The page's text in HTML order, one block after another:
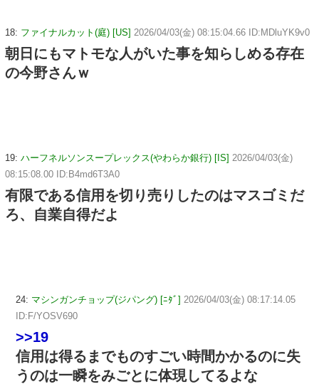
18: ファイナルカット(庭) [US] 2026/04/03(金) 08:15:04.66 ID:MDluYK9v0
朝日にもマトモな人がいた事を知らしめる存在
の今野さんｗ
19: ハーフネルソンスープレックス(やわらか銀行) [IS] 2026/04/03(金)
08:15:08.00 ID:B4md6T3A0
有限である信用を切り売りしたのはマスゴミだ
ろ、自業自得だよ
24: マシンガンチョップ(ジパング) [ﾆﾀﾞ] 2026/04/03(金) 08:17:14.05
ID:F/YOSV690
>>19
信用は得るまでものすごい時間かかるのに失
うのは一瞬をみごとに体現してるよな